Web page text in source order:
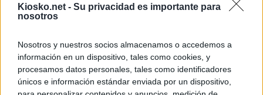
Kiosko.net - Su privacidad es importante para
nosotros
Nosotros y nuestros socios almacenamos o accedemos a
información en un dispositivo, tales como cookies, y
procesamos datos personales, tales como identificadores
únicos e información estándar enviada por un dispositivo,